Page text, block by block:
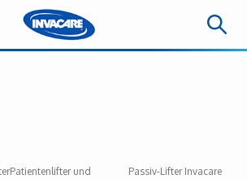
Patientenlifter und
Passiv-Lifter Invacare